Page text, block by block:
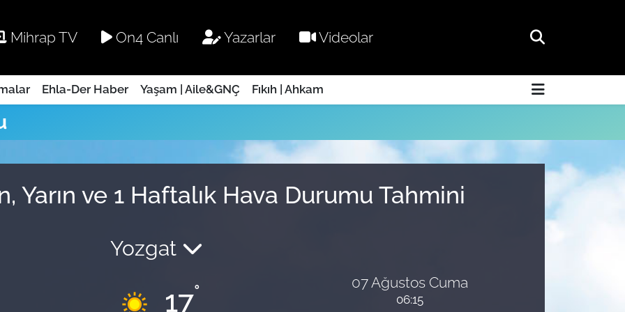
Mihrap TV On4 Canlı Yazarlar Videolar
Ehla-Der Haber Yaşam | Aile&GNÇ Fıkıh | Ahkam
Yarın ve 1 Haftalık Hava Durumu Tahmini
Yozgat
17° 07 Ağustos Cuma
06:15